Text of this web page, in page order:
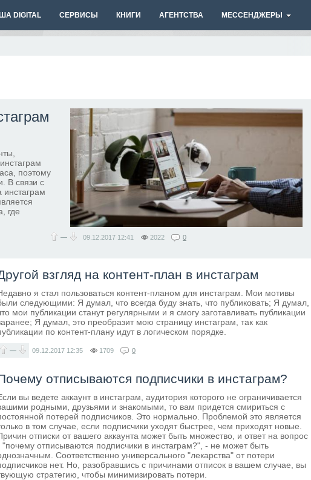
DIGITAL СЕРВИСЫ КНИГИ АГЕНТСТВА МЕССЕНДЖЕРЫ
поэтому
В связи с
инстаграм
где
— 09.12.2017 12:41 2022 0
взгляд на контент-план в инстаграм
я стал пользоваться контент-планом для инстаграм. Мои мотивы
следующими: Я думал, что всегда буду знать, что публиковать; Я думал,
мои публикации станут регулярными и я смогу заготавливать публикации
Я думал, это преобразит мою страницу инстаграм, так как
по контент-плану идут в логическом порядке.
— 09.12.2017 12:35 1709 0
отписываются подписчики в инстаграм?
вы ведете аккаунт в инстаграм, аудитория которого не ограничивается
родными, друзьями и знакомыми, то вам придется смириться с
потерей подписчиков. Это нормально. Проблемой это является
в том случае, если подписчики уходят быстрее, чем приходят новые.
отписки от вашего аккаунта может быть множество, и ответ на вопрос
"почему отписываются подписчики в инстаграм?", - не может быть
Соответственно универсального "лекарства" от потери
нет. Но, разобравшись с причинами отписок в вашем случае, вы
стратегию, чтобы минимизировать потери.